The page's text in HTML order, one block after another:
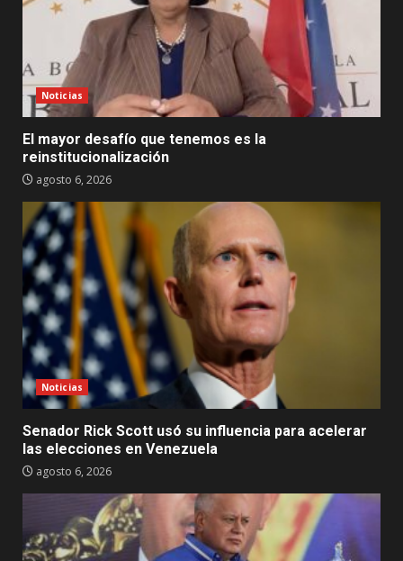
Noticias
El mayor desafío que tenemos es la
reinstitucionalización
agosto 6, 2026
Noticias
Senador Rick Scott usó su influencia para acelerar
las elecciones en Venezuela
agosto 6, 2026